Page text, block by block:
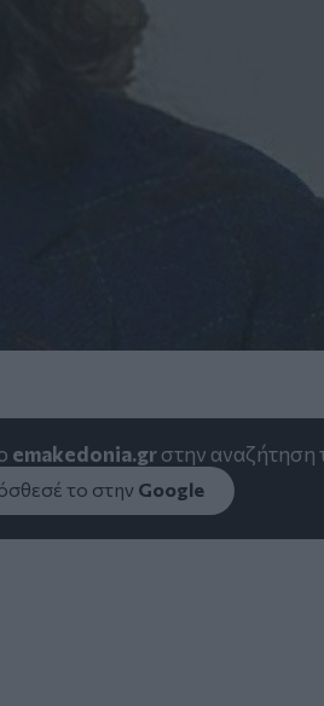
emakedonia.grστην αναζήτηση
το στην Google